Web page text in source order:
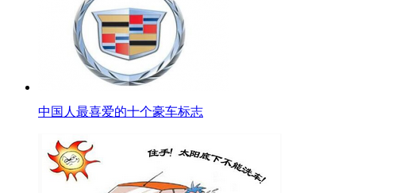
中国人最喜爱的十个豪车标志